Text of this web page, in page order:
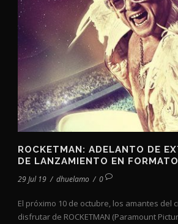
ROCKETMAN: ADELANTO DE
DE LANZAMIENTO EN
29 Jul 19 / dhuelamo / 0
El próximo 10 de octubre, los amantes del
disfrutar de ROCKETMAN (Paramount